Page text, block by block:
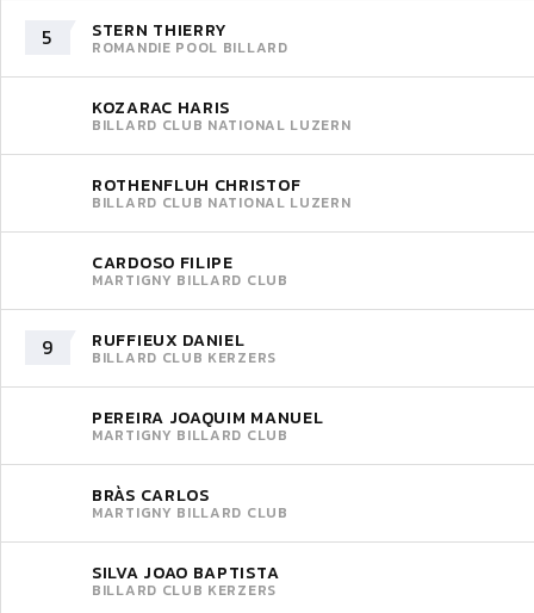
5 STERN THIERRY
ROMANDIE POOL BILLARD
KOZARAC HARIS
BILLARD CLUB NATIONAL LUZERN
ROTHENFLUH CHRISTOF
BILLARD CLUB NATIONAL LUZERN
CARDOSO FILIPE
MARTIGNY BILLARD CLUB
9 RUFFIEUX DANIEL
BILLARD CLUB KERZERS
PEREIRA JOAQUIM MANUEL
MARTIGNY BILLARD CLUB
BRÀS CARLOS
MARTIGNY BILLARD CLUB
SILVA JOAO BAPTISTA
BILLARD CLUB KERZERS